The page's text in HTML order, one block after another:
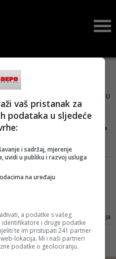
SPREMA NOĆ ZA PAMĆENJE U
SARAJEVU
Upute za posjetioce
partyja DJ Solomuna: Evo
Solomun IIII Klabika [Sarajevo
Quaternate] je događaj koji će
posjetitelji obavezni da u svakom
SIGURNOJ KUĆI
Na svojevrstan način organizacija
ovako velikog nastupa u
centralnom dijelu grada bez
ulaznica, zahvalnica je Mladenu
vaš pristanak za
podataka u sljedeće
i sadržaj, mjerenje
uvidi u publiku i razvoj usluga
na uređaju
a podatke s vašeg
identifikatore i druge podatke
te im pristupati 241 partner
lokacija. Mi i naši partneri
podatke o geolociranju.